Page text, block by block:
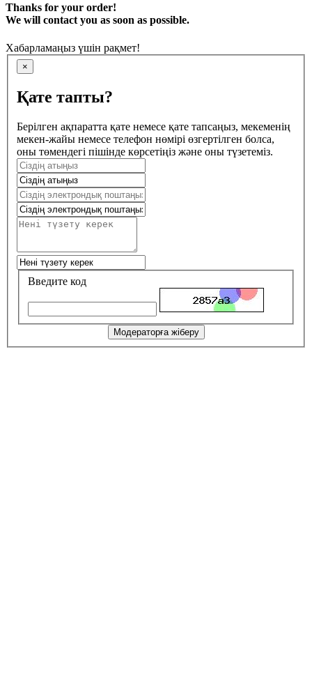
Thanks for your order!
We will contact you as soon as possible.
Хабарламаңыз үшін рақмет!
×
Қате тапты?
Берілген ақпаратта қате немесе қате тапсаңыз, мекеменің
мекен-жайы немесе телефон нөмірі өзгертілген болса,
оны төмендегі пішінде көрсетіңіз және оны түзетеміз.
Введите код
Модераторға жіберу